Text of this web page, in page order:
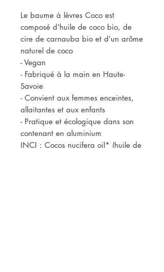
Le baume à lèvres Coco est
composé d’huile de coco bio, de
cire de carnauba bio et d’un arôme
naturel de coco
- Vegan
- Fabriqué à la main en Haute-
Savoie
- Convient aux femmes enceintes,
allaitantes et aux enfants
- Pratique et écologique dans son
contenant en aluminium
INCI : Cocos nucifera oil* (huile de